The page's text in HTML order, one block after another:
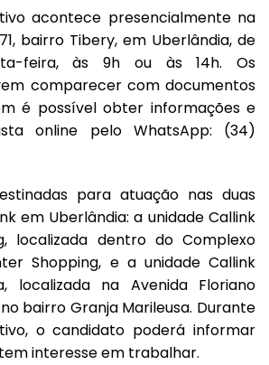
acontece presencialmente na
bairro Tibery, em Uberlândia, de
feira, às 9h ou às 14h. Os
comparecer com documentos
é possível obter informações e
online pelo WhatsApp: (34)
para atuação nas duas
em Uberlândia: a unidade Callink
localizada dentro do Complexo
Shopping, e a unidade Callink
localizada na Avenida Floriano
bairro Granja Marileusa. Durante
o candidato poderá informar
interesse em trabalhar.